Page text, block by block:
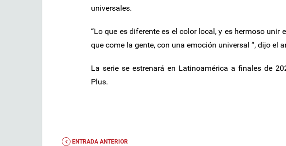
universales.
“Lo que es diferente es el color local, y es hermoso unir
que come la gente, con una emoción universal “, dijo el
La serie se estrenará en Latinoamérica a finales de
Plus.
ENTRADA ANTERIOR